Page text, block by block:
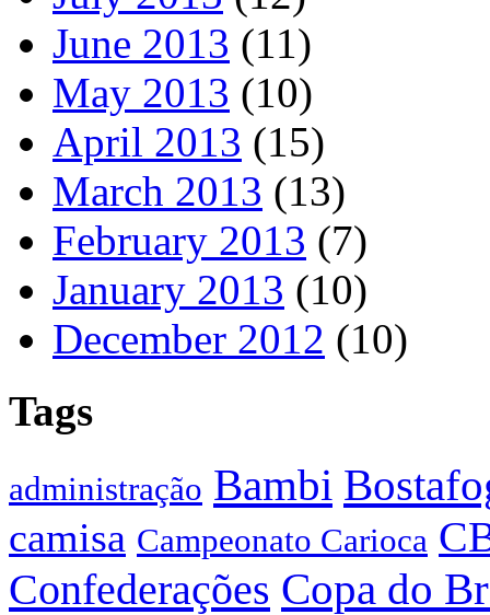
June 2013 (11)
May 2013 (10)
April 2013 (15)
March 2013 (13)
February 2013 (7)
January 2013 (10)
December 2012 (10)
Tags
administração Bambi
camisa Campeonato Carioca
Confederações Copa do